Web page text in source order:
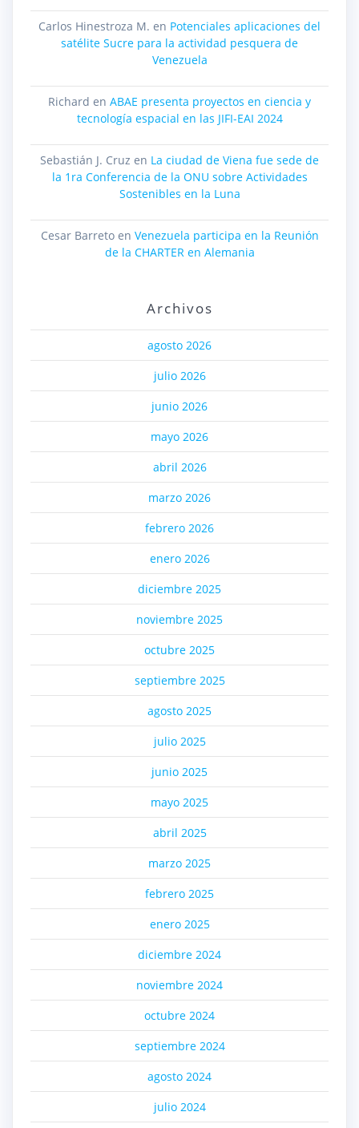
Carlos Hinestroza M. en Potenciales aplicaciones del
satélite Sucre para la actividad pesquera de
Venezuela
Richard en ABAE presenta proyectos en ciencia y
tecnología espacial en las JIFI-EAI 2024
Sebastián J. Cruz en La ciudad de Viena fue sede de
la 1ra Conferencia de la ONU sobre Actividades
Sostenibles en la Luna
Cesar Barretoen Venezuela participa en la Reunión
de la CHARTER en Alemania
Archivos
agosto 2026
julio 2026
junio 2026
mayo 2026
abril 2026
marzo 2026
febrero 2026
enero 2026
diciembre 2025
noviembre 2025
octubre 2025
septiembre 2025
agosto 2025
julio 2025
junio 2025
mayo 2025
abril 2025
marzo 2025
febrero 2025
enero 2025
diciembre 2024
noviembre 2024
octubre 2024
septiembre 2024
agosto 2024
julio 2024